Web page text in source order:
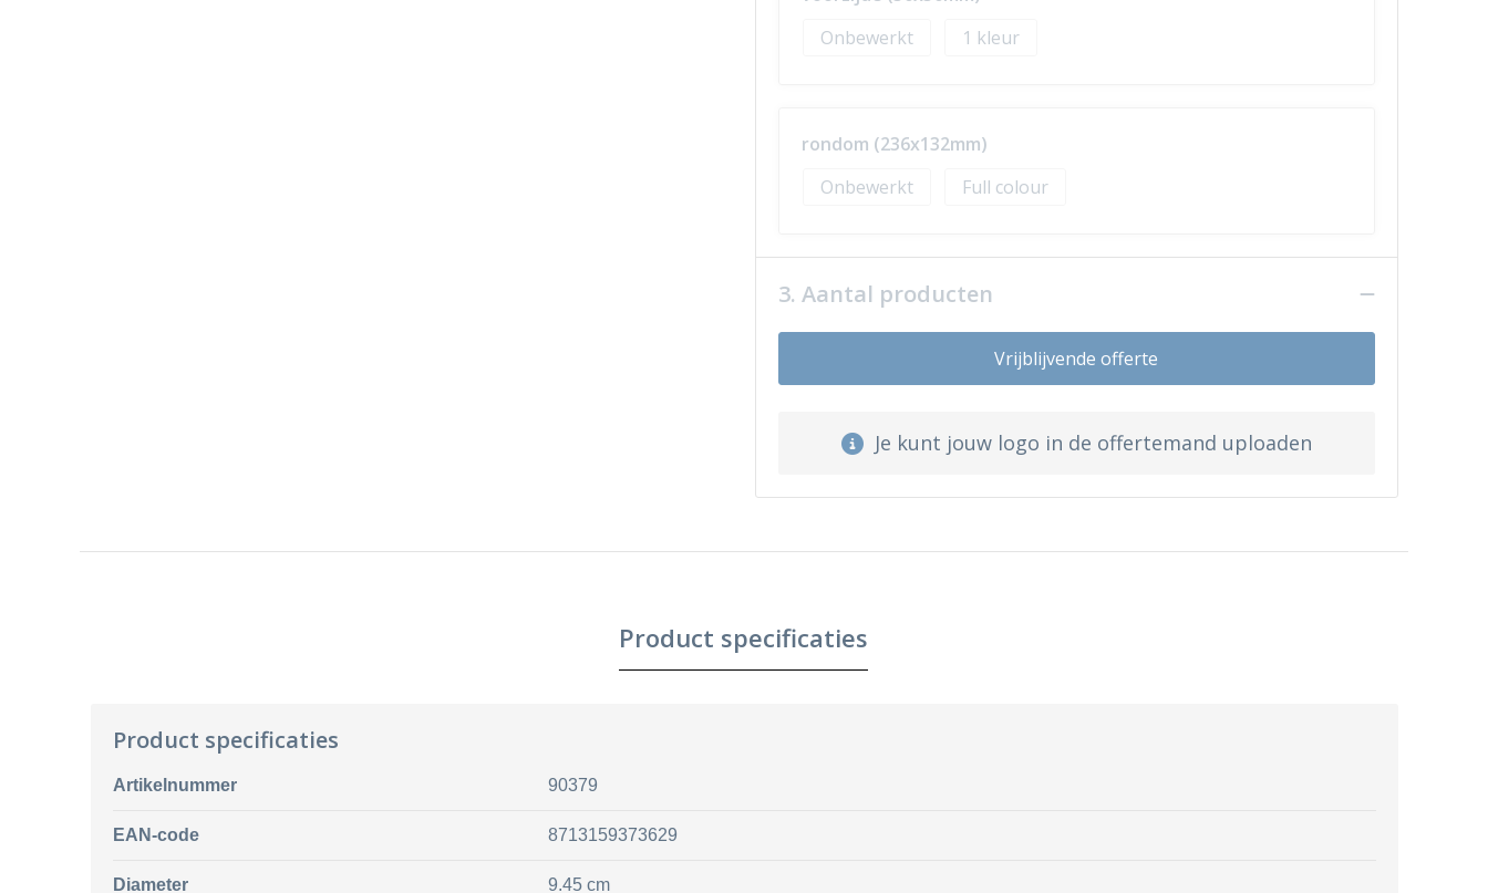
Onbewerkt
1
rondom (236x132mm)
Onbewerkt
Full colour
3. Aantal producten
Vrijblijvende offerte
Je kunt jouw logo in de offertemand uploaden
Product specificaties
Product specificaties
Artikelnummer 90379
EAN-code 8713159373629
Diameter 9.45 cm